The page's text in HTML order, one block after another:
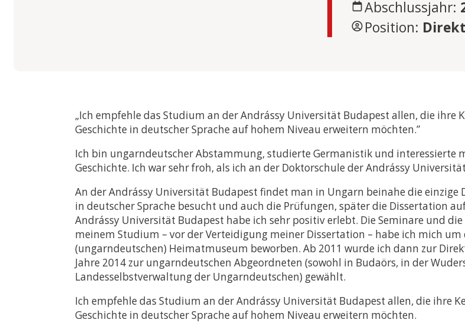
Abschlussjahr:
Position:
„Ich empfehle das Studium an der Andrássy Universität Budapest allen, die ihre
Geschichte in deutscher Sprache auf hohem Niveau erweitern möchten.”
Ich bin ungarndeutscher Abstammung, studierte Germanistik und interessierte
Geschichte. Ich war sehr froh, als ich an der Doktorschule der Andrássy
An der Andrássy Universität Budapest findet man in Ungarn beinahe die
in deutscher Sprache besucht und auch die Prüfungen, später die Dissertation
Andrássy Universität Budapest habe ich sehr positiv erlebt. Die Seminare und
meinem Studium – vor der Verteidigung meiner Dissertation – habe ich mich um
(ungarndeutschen) Heimatmuseum beworben. Ab 2011 wurde ich dann zur
Jahre 2014 zur ungarndeutschen Abgeordneten (sowohl in Budaörs, in der
Landesselbstverwaltung der Ungarndeutschen) gewählt.
Ich empfehle das Studium an der Andrássy Universität Budapest allen, die ihre
Geschichte in deutscher Sprache auf hohem Niveau erweitern möchten.